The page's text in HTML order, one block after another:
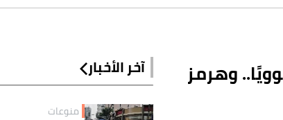
وهرمز
آخر الأخبار
منوعات